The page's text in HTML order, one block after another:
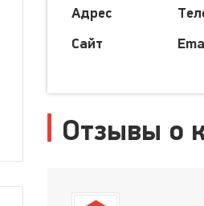
Адрес
Сайт
Отзывы о